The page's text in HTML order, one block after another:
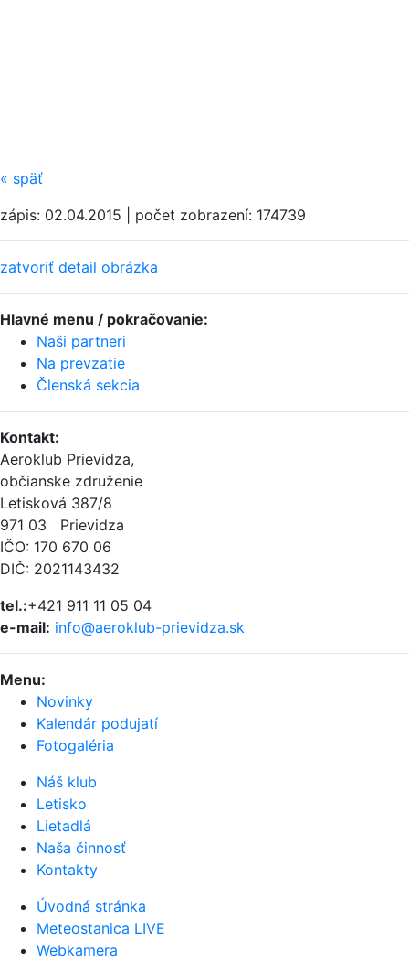
« späť
zápis: 02.04.2015 | počet zobrazení: 174739
zatvoriť detail obrázka
Hlavné menu / pokračovanie:
Naši partneri
Na prevzatie
Členská sekcia
Kontakt:
Aeroklub Prievidza,
občianske združenie
Letisková 387/8
971 03 Prievidza
IČO: 170 670 06
DIČ: 2021143432
tel.:+421 911 11 05 04
e-mail: info@aeroklub-prievidza.sk
Menu:
Novinky
Kalendár podujatí
Fotogaléria
Náš klub
Letisko
Lietadlá
Naša činnosť
Kontakty
Úvodná stránka
Meteostanica LIVE
Webkamera